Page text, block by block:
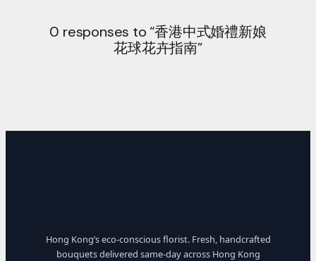
0 responses to “香港中式婚禮新娘
花球花卉指南”
Hong Kong’s eco-conscious florist. Fresh, handcrafted
bouquets delivered same-day across Hong Kong